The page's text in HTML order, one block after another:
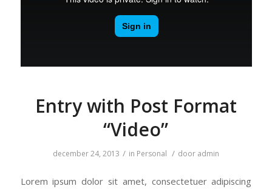
Entry with Post Format
“Video”
december 24, 2013 / in Personal / door admin
Lorem ipsum dolor sit amet, consectetuer adipiscing